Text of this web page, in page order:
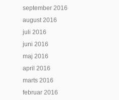
september 2016
august 2016
juli 2016
juni 2016
maj 2016
april 2016
marts 2016
februar 2016